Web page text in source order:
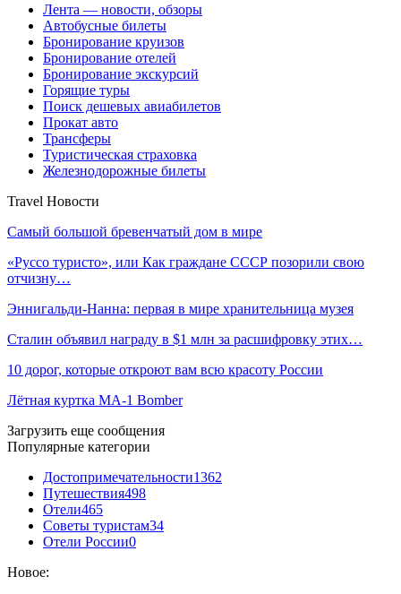
Лента — новости, обзоры
Автобусные билеты
Бронирование круизов
Бронирование отелей
Бронирование экскурсий
Горящие туры
Поиск дешевых авиабилетов
Прокат авто
Трансферы
Туристическая страховка
Железнодорожные билеты
Travel Новости
Самый большой бревенчатый дом в мире
«Руссо туристо», или Как граждане СССР позорили свою
отчизну…
Эннигальди-Нанна: первая в мире хранительница музея
Сталин объявил награду в $1 млн за расшифровку этих…
10 дорог, которые откроют вам всю красоту России
Лётная куртка MA-1 Bomber
Загрузить еще сообщения
Популярные категории
Достопримечательности1362
Путешествия498
Отели465
Советы туристам34
Отели России0
Новое: